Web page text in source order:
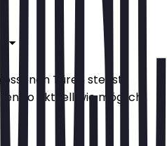
Türen stehst,
so aktuell wie möglich.